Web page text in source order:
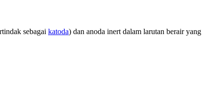
sebagai katoda) dan anoda inert dalam larutan berair yang